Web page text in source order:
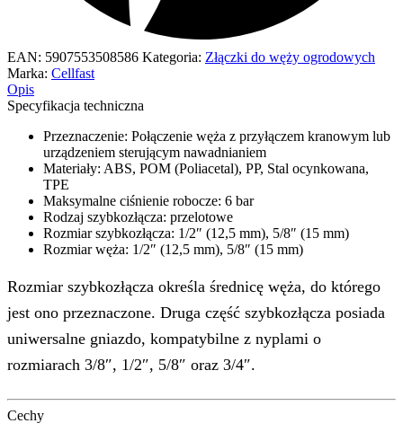
EAN: 5907553508586 Kategoria: Złączki do węży ogrodowych
Marka: Cellfast
Opis
Specyfikacja techniczna
Przeznaczenie: Połączenie węża z przyłączem kranowym lub
urządzeniem sterującym nawadnianiem
Materiały: ABS, POM (Poliacetal), PP, Stal ocynkowana,
TPE
Maksymalne ciśnienie robocze: 6 bar
Rodzaj szybkozłącza: przelotowe
Rozmiar szybkozłącza: 1/2″ (12,5 mm), 5/8″ (15 mm)
Rozmiar węża: 1/2″ (12,5 mm), 5/8″ (15 mm)
Rozmiar szybkozłącza określa średnicę węża, do którego
jest ono przeznaczone. Druga część szybkozłącza posiada
uniwersalne gniazdo, kompatybilne z nyplami o
rozmiarach 3/8″, 1/2″, 5/8″ oraz 3/4″.
Cechy